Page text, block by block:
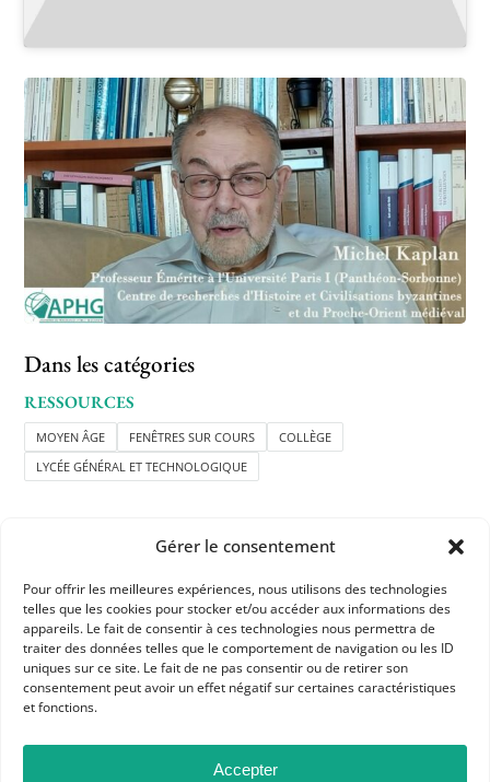
Gérer le consentement
Pour offrir les meilleures expériences, nous utilisons des technologies
telles que les cookies pour stocker et/ou accéder aux informations des
appareils. Le fait de consentir à ces technologies nous permettra de
traiter des données telles que le comportement de navigation ou les ID
uniques sur ce site. Le fait de ne pas consentir ou de retirer son
consentement peut avoir un effet négatif sur certaines caractéristiques
et fonctions.
Accepter
Critique d’ouvrages publiés
Culture
Dans les catégories
RESSOURCES
MOYEN ÂGE FENÊTRES SUR COURS
COLLÈGE
LYCÉE GÉNÉRAL ET TECHNOLOGIQUE
APHG
Association des professeurs d'histoire et géographie
BP 6541 – 75065 Paris Cedex 02